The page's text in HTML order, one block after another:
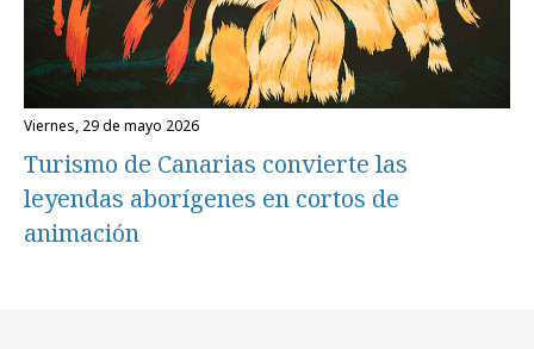
viernes, 29 de mayo 2026
Turismo de Canarias convierte las
leyendas aborígenes en cortos de
animación